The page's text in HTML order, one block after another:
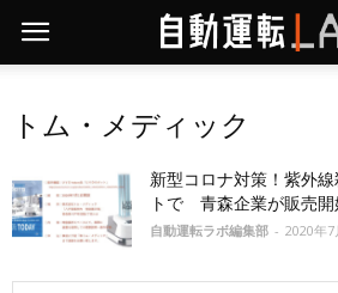
トム・メディック
新型コロナ対策！紫外
トで 青森企業が販売開
自動運転ラボ編集部 - 2020年